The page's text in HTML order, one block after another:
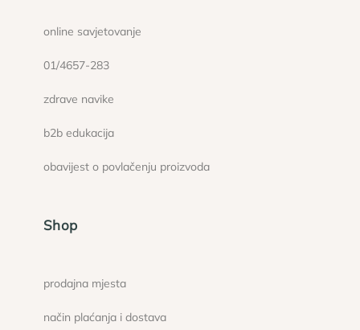
online savjetovanje
01/4657-283
zdrave navike
b2b edukacija
obavijest o povlačenju proizvoda
Shop
prodajna mjesta
način plaćanja i dostava